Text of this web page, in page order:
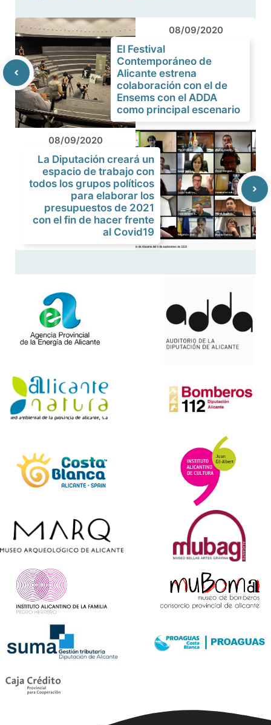
08/09/2020
El Festival
Contemporáneo de
Alicante estrena
colaboración con el de
Ensems con el ADDA
como principal escenario
08/09/2020
La Diputación creará un
espacio de trabajo con
todos los grupos políticos
para elaborar los
presupuestos de 2021
con el fin de hacer frente
al Covid19